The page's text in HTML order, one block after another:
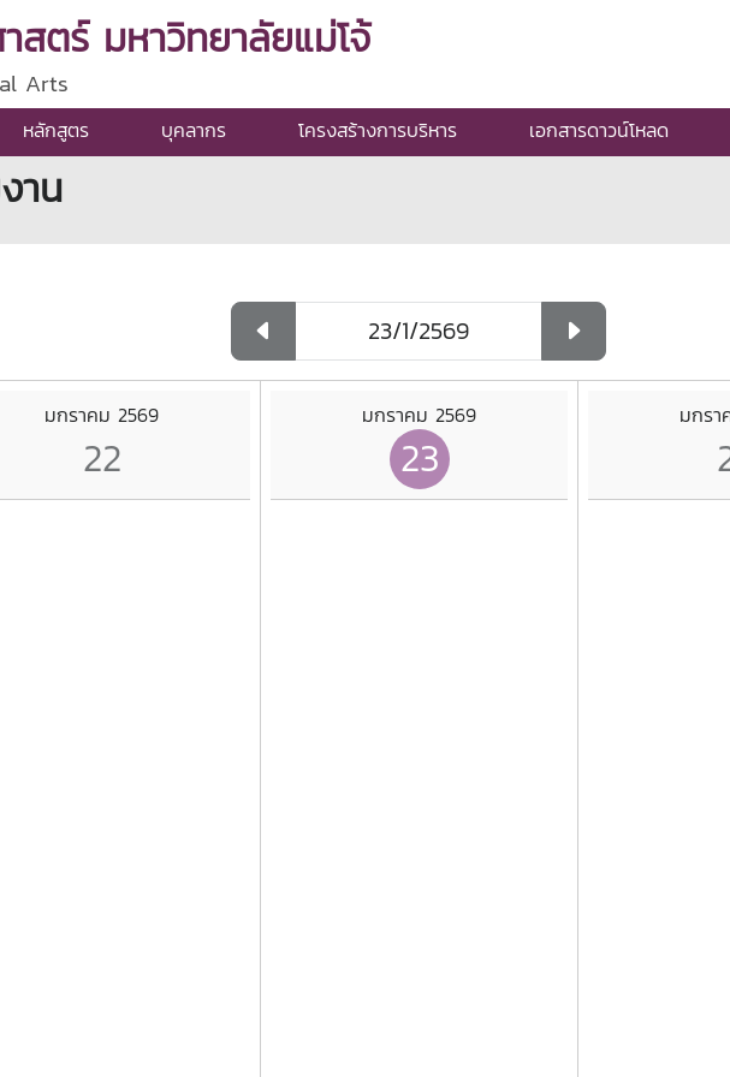
ตร์ มหาวิทยาลัยแม่โจ้
Arts
หลักสูตร บุคลากร โครงสร้างการบริหาร เอกสารดาวน์โหลด
าน
มกราคม 2569
22
มกราคม 2569
23
มกรา